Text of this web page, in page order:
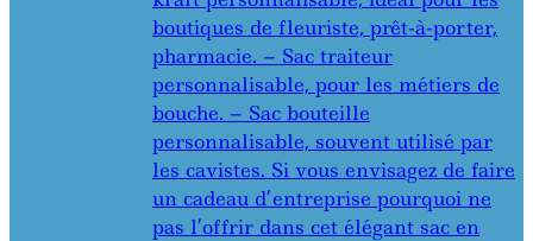
boutiques de fleuriste, prêt-à-porter,
pharmacie. – Sac traiteur
personnalisable, pour les métiers de
bouche. – Sac bouteille
personnalisable, souvent utilisé par
les cavistes. Si vous envisagez de faire
un cadeau d’entreprise pourquoi ne
pas l’offrir dans cet élégant sac en